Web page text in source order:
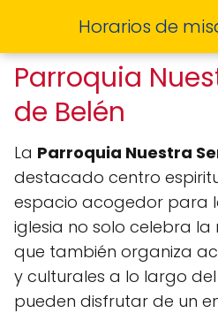
Horarios de
Parroquia
de Belén
La Parroquia Nuestra
destacado centro
espacio acogedor para
iglesia no solo celebra la
que también organiza
y culturales a lo largo del
pueden disfrutar de un